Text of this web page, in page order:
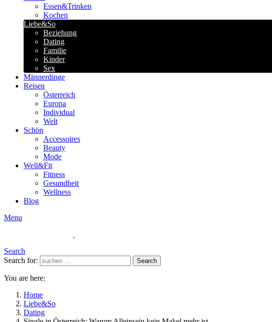
Essen&Trinken
Kochen
Liebe&So
Beziehung
Dating
Familie
Kinder
Sex
Männerdinge
Reisen
Österreich
Europa
Individual
Welt
Schön
Accessoires
Beauty
Mode
Well&Fit
Fitness
Gesundheit
Wellness
Blog
Menu
Search
Search for:
Search
You are here:
Home
Liebe&So
Dating